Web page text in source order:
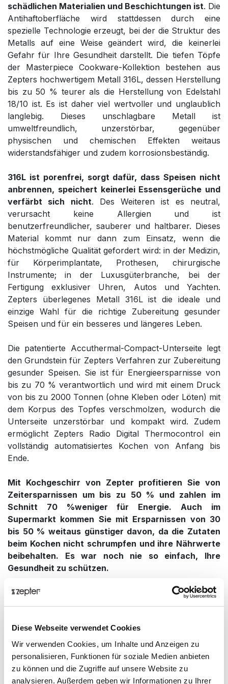
Diese Webseite verwendet Cookies
Wir verwenden Cookies, um Inhalte und Anzeigen zu
personalisieren, Funktionen für soziale Medien anbieten
zu können und die Zugriffe auf unsere Website zu
analysieren. Außerdem geben wir Informationen zu Ihrer
schädlichen Materialien und Beschichtungen ist. Die
Antihaftoberfläche wird stattdessen durch eine
spezielle Technologie erzeugt, bei der die Struktur des
Metalls auf eine Weise geändert wird, die keinerlei
Gefahr für Ihre Gesundheit darstellt. Die tiefen Töpfe
der Masterpiece Cookware-Kollektion bestehen aus
Zepters hochwertigem Metall 316L, dessen Herstellung
bis zu 50 % teurer als die Herstellung von Edelstahl
18/10 ist. Es ist daher viel wertvoller und unglaublich
langlebig. Dieses unschlagbare Metall ist
umweltfreundlich, unzerstörbar, gegenüber
physischen und chemischen Effekten weitaus
widerstandsfähiger und zudem korrosionsbeständig.
316L ist porenfrei, sorgt dafür, dass Speisen nicht
anbrennen, speichert keinerlei Essensgerüche und
verfärbt sich nicht. Des Weiteren ist es neutral,
verursacht keine Allergien und ist
benutzerfreundlicher, sauberer und haltbarer. Dieses
Material kommt nur dann zum Einsatz, wenn die
höchstmögliche Qualität gefordert wird: in der Medizin,
für Körperimplantate, Prothesen, chirurgische
Instrumente; in der Luxusgüterbranche, bei der
Fertigung exklusiver Uhren, Autos und Yachten.
Zepters überlegenes Metall 316L ist die ideale und
einzige Wahl für die richtige Zubereitung gesunder
Speisen und für ein besseres und längeres Leben.
Die patentierte Accuthermal-Compact-Unterseite legt
den Grundstein für Zepters Verfahren zur Zubereitung
gesunder Speisen. Sie ist für Energieersparnisse von
bis zu 70 % verantwortlich und wird mit einem Druck
von bis zu 2000 Tonnen (ohne Kleben oder Löten) mit
dem Korpus des Topfes verschmolzen, wodurch die
Unterseite unzerstörbar und kompakt wird. Zudem
ermöglicht Zepters Radio Digital Thermocontrol ein
vollständig automatisiertes Kochen von Anfang bis
Ende.
Mit Kochgeschirr von Zepter profitieren Sie von
Zeitersparnissen um bis zu 50 % und zahlen im
Schnitt 70 %weniger für Energie. Auch im
Supermarkt kommen Sie mit Ersparnissen von 30
bis 50 % weitaus günstiger davon, da die Zutaten
beim Kochen nicht schrumpfen und ihre Nährwerte
beibehalten. Es war noch nie so einfach, Ihre
Gesundheit zu schützen.
GESUNDES KOCHSYSTEM:
Zepter hat ein
Kochverfahren entwickelt, bei dem der von den
Kontakt mit dem Deckel, der immer kühler als der Rest
des Topfes ist, kondensiert. Dieser tropft dann
wiederum zurück auf die Zutaten. Das Ganze erfolgt
ohne jegliche Unterbrechungen, bis die Speise perfekt
gekocht ist. Dieses Verfahren nennen wir das Zepter